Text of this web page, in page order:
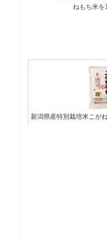
ねもち米を
新潟県産特別栽培米こが